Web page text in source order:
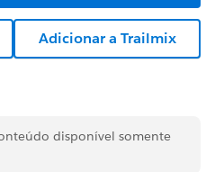
Adicionar a Trailmix
disponível somente